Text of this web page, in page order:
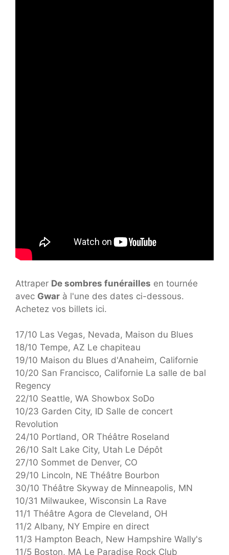
Attraper De sombres funérailles en tournée
avec Gwar à l'une des dates ci-dessous.
Achetez vos billets ici.
17/10 Las Vegas, Nevada, Maison du Blues
18/10 Tempe, AZ Le chapiteau
19/10 Maison du Blues d'Anaheim, Californie
10/20 San Francisco, Californie La salle de bal
Regency
22/10 Seattle, WA Showbox SoDo
10/23 Garden City, ID Salle de concert
Revolution
24/10 Portland, OR Théâtre Roseland
26/10 Salt Lake City, Utah Le Dépôt
27/10 Sommet de Denver, CO
29/10 Lincoln, NE Théâtre Bourbon
30/10 Théâtre Skyway de Minneapolis, MN
10/31 Milwaukee, Wisconsin La Rave
11/1 Théâtre Agora de Cleveland, OH
11/2 Albany, NY Empire en direct
11/3 Hampton Beach, New Hampshire Wally's
11/5 Boston, MA Le Paradise Rock Club